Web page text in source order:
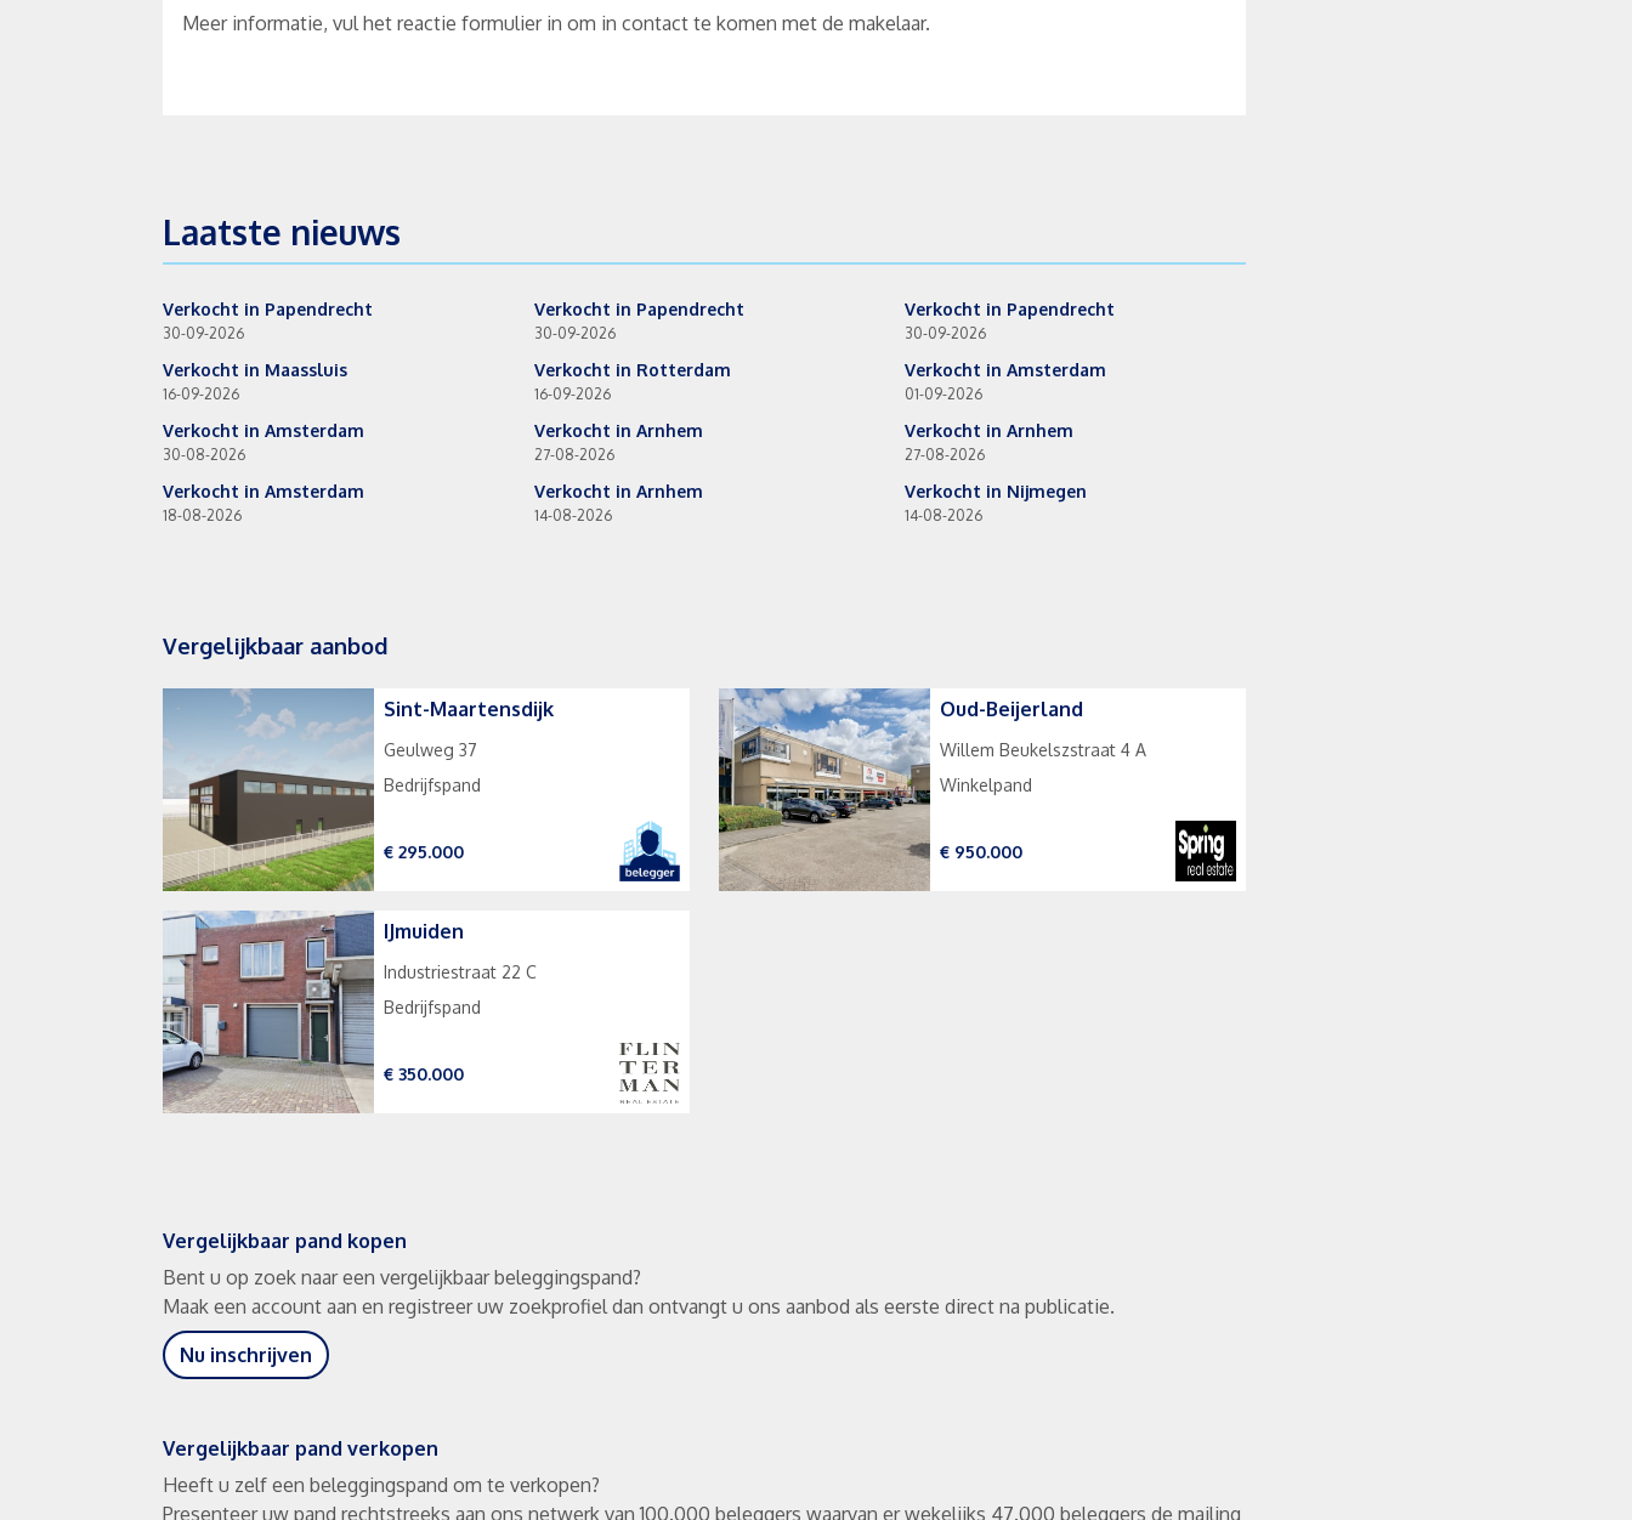
Meer informatie, vul het reactie formulier in om in contact te komen met de makelaar.
Laatste nieuws
Verkocht in Papendrecht
30-09-2026
Verkocht in Papendrecht
30-09-2026
Verkocht in Papendrecht
30-09-2026
Verkocht in Maassluis
16-09-2026
Verkocht in Rotterdam
16-09-2026
Verkocht in Amsterdam
01-09-2026
Verkocht in Amsterdam
30-08-2026
Verkocht in Arnhem
27-08-2026
Verkocht in Arnhem
27-08-2026
Verkocht in Amsterdam
18-08-2026
Verkocht in Arnhem
14-08-2026
Verkocht in Nijmegen
14-08-2026
Vergelijkbaar aanbod
Sint-Maartensdijk
Geulweg 37
Bedrijfspand
€ 295.000
Oud-Beijerland
Willem Beukelszstraat 4 A
Winkelpand
€ 950.000
IJmuiden
Industriestraat 22 C
Bedrijfspand
€ 350.000
Vergelijkbaar pand kopen
Bent u op zoek naar een vergelijkbaar beleggingspand?
Maak een account aan en registreer uw zoekprofiel dan ontvangt u ons aanbod als eerste direct na publicatie.
Nu inschrijven
Vergelijkbaar pand verkopen
Heeft u zelf een beleggingspand om te verkopen?
Presenteer uw pand rechtstreeks aan ons netwerk van 100.000 beleggers waarvan er wekelijks 47.000 beleggers de mailing